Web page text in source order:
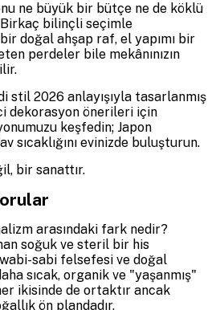
ne büyük bir bütçe ne de köklü
bilinçli seçimle
doğal ahşap raf, el yapımı bir
perdeler bile mekânınızın
stil 2026 anlayışıyla tasarlanmış
dekorasyon önerileri için
keşfedin; Japon
sıcaklığını evinizde buluşturun.
bir sanattır.
arasındaki fark nedir?
soğuk ve steril bir his
sabi felsefesi ve doğal
sıcak, organik ve "yaşanmış"
ikisinde de ortaktır ancak
ön plandadır.